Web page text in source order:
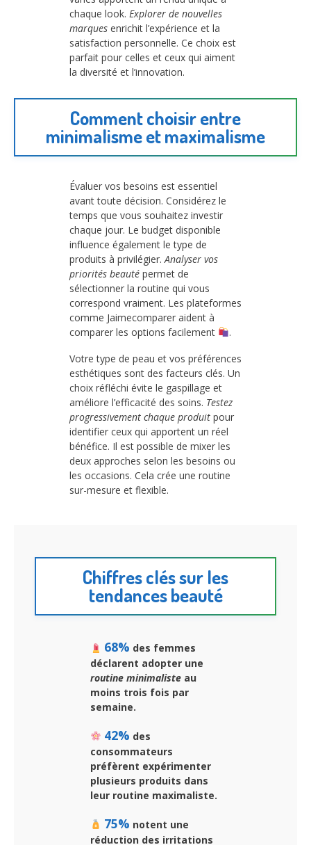
chaque look. Explorer de nouvelles
marques enrichit l’expérience et la
satisfaction personnelle. Ce choix est
parfait pour celles et ceux qui aiment
la diversité et l’innovation.
Comment choisir entre
minimalisme et maximalisme
Évaluer vos besoins est essentiel
avant toute décision. Considérez le
temps que vous souhaitez investir
chaque jour. Le budget disponible
influence également le type de
produits à privilégier.Analyser vos
priorités beauté permet de
sélectionner la routine qui vous
correspond vraiment. Les plateformes
comme Jaimecomparer aident à
comparer les options facilement
.
Votre type de peau et vos préférences
esthétiques sont des facteurs clés. Un
choix réfléchi évite le gaspillage et
améliore l’efficacité des soins. Testez
progressivement chaque produit pour
identifier ceux qui apportent un réel
bénéfice. Il est possible de mixer les
deux approches selon les besoins ou
les occasions. Cela crée une routine
sur-mesure et flexible.
Chiffres clés sur les
tendances beauté
68% des femmes
déclarent adopter une
routine minimaliste au
moins trois fois par
semaine.
42% des
consommateurs
préfèrent expérimenter
plusieurs produits dans
leur routine maximaliste.
75% notent une
réduction des irritations